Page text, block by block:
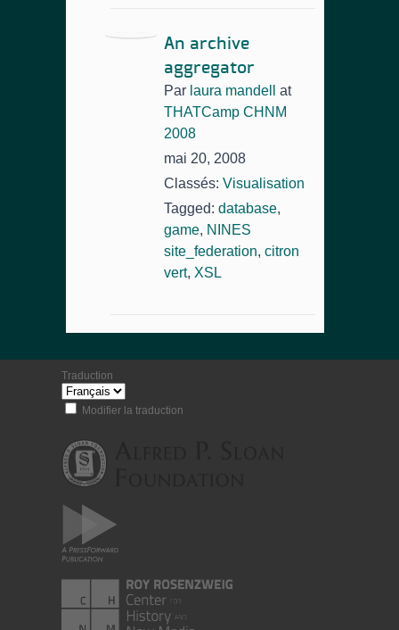
An archive
aggregator
Par laura mandell
at
THATCamp CHNM
2008
mai 20, 2008
Classés: Visualisation
Tagged: database,
game, NINES
site_federation, citron
vert, XSL
Traduction
Modifier la traduction